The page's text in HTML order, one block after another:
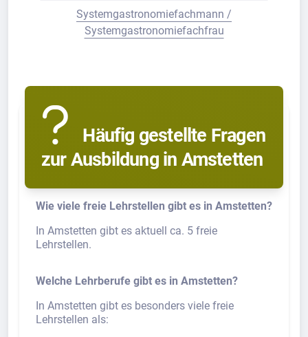
Systemgastronomiefachmann /
Systemgastronomiefachfrau
Häufig gestellte Fragen
zur Ausbildung in Amstetten
Wie viele freie Lehrstellen gibt es in Amstetten?
In Amstetten gibt es aktuell ca. 5 freie
Lehrstellen.
Welche Lehrberufe gibt es in Amstetten?
In Amstetten gibt es besonders viele freie
Lehrstellen als: